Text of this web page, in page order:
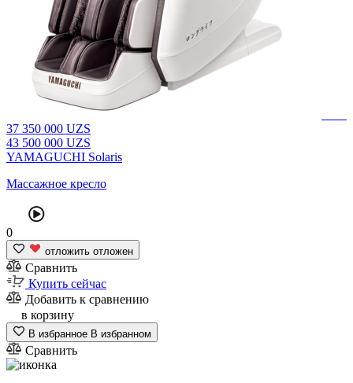
37 350 000 UZS
43 500 000 UZS
YAMAGUCHI Solaris
Массажное кресло
0
отложить отложен
Сравнить
Купить сейчас
Добавить к сравнению
в корзину
В избранное В избранном
Сравнить